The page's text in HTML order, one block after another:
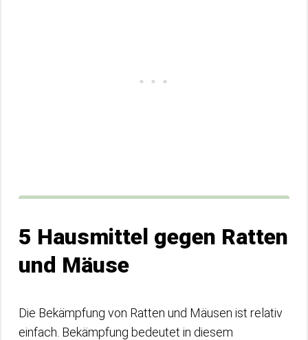
5 Hausmittel gegen Ratten
und Mäuse
Die Bekämpfung von Ratten und Mäusen ist relativ
einfach. Bekämpfung bedeutet in diesem